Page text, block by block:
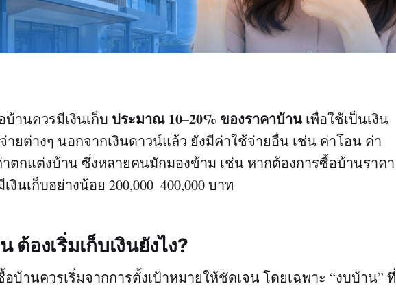
านควรมีเงินเก็บ ประมาณ 10–20% ของราคาบ้าน เพื่อใช้เป็นเงิน
ายต่างๆ นอกจากเงินดาวน์แล้ว ยังมีค่าใช้จ่ายอื่น เช่น ค่าโอน ค่า
ตกแต่งบ้าน ซึ่งหลายคนมักมองข้าม เช่น หากต้องการซื้อบ้านราคา
งินเก็บอย่างน้อย 200,000–400,000 บาท
ต้องเริ่มเก็บเงินยังไง?
อบ้านควรเริ่มจากการตั้งเป้าหมายให้ชัดเจน โดยเฉพาะ “งบบ้าน” ที่